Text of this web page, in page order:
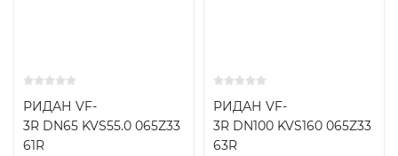
РИДАН VF-
3R DN65 KVS55.0 065Z33
61R
РИДАН VF-
3R DN100 KVS160 065Z33
63R